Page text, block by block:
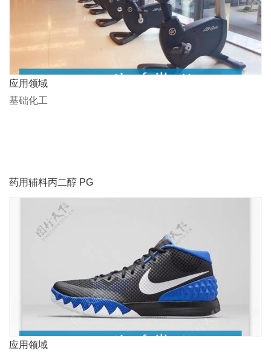
应用领域
基础化工
药用辅料丙二醇 PG
应用领域